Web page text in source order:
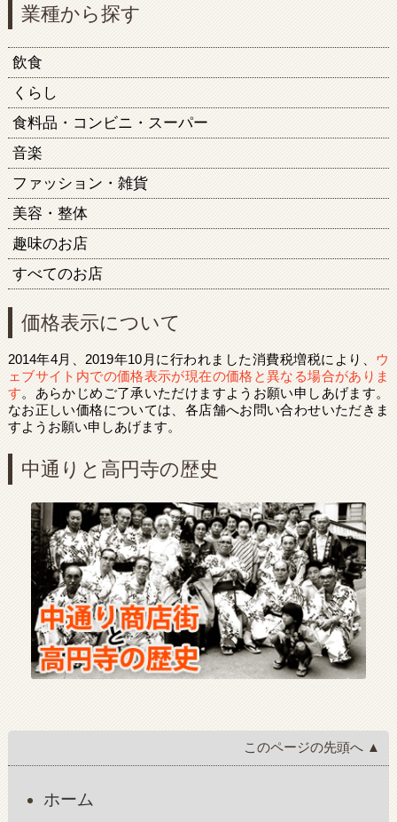
業種から探す
飲食
くらし
食料品・コンビニ・スーパー
音楽
ファッション・雑貨
美容・整体
趣味のお店
すべてのお店
価格表示について
2014年4月、2019年10月に行われました消費税増税により、 ウ
ェブサイト内での価格表示が現在の価格と異なる場合がありま
す。あらかじめご了承いただけますようお願い申しあげます。
なお正しい価格については、各店舗へお問い合わせいただきま
すようお願い申しあげます。
中通りと高円寺の歴史
このページの先頭へ ▲
ホーム